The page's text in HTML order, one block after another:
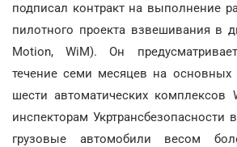
подписал контракт на выполнение
пилотного проекта взвешивания в
Motion, WiM). Он
течение семи месяцев на основных
шести автоматических комплексов
инспекторам Укртрансбезопасности
грузовые автомобили весом